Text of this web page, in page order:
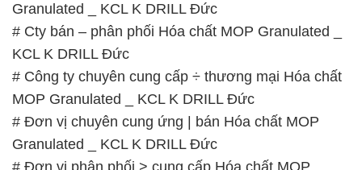
Granulated _ KCL K DRILL Đức
# Cty bán – phân phối Hóa chất MOP Granulated _
KCL K DRILL Đức
# Công ty chuyên cung cấp ÷ thương mại Hóa chất
MOP Granulated _ KCL K DRILL Đức
# Đơn vị chuyên cung ứng | bán Hóa chất MOP
Granulated _ KCL K DRILL Đức